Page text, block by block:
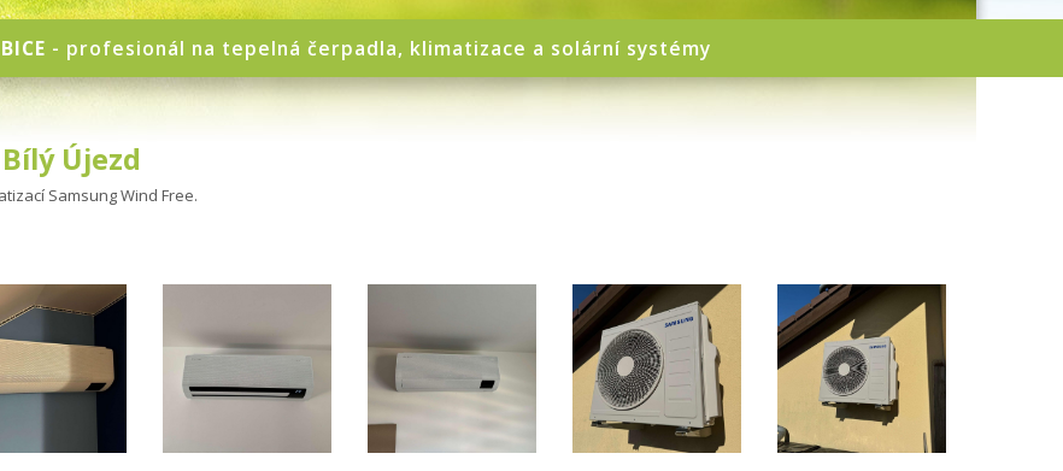
- profesionál na tepelná čerpadla, klimatizace a solární systémy
Bílý Újezd
Samsung Wind Free.